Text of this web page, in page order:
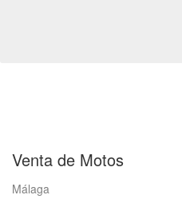
Venta de Motos
Málaga